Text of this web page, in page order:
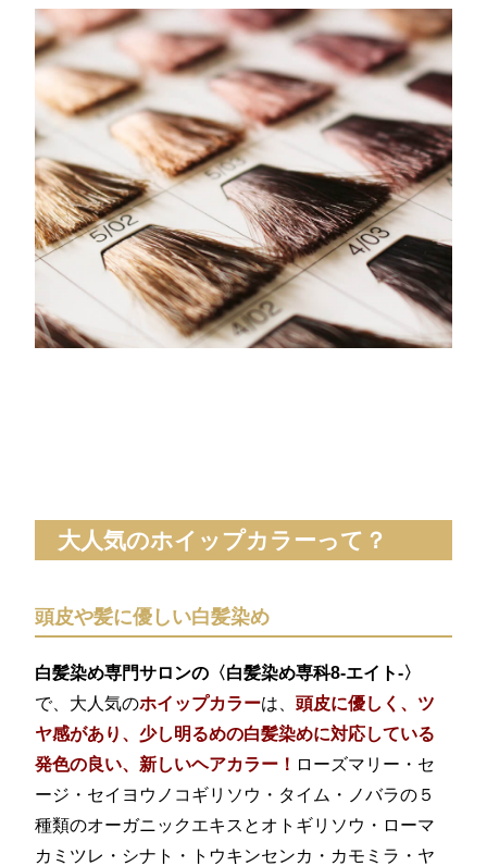
大人気のホイップカラーって？
頭皮や髪に優しい白髪染め
白髪染め専門サロンの〈白髪染め専科8-エイト-〉
で、大人気のホイップカラーは、頭皮に優しく、ツ
ヤ感があり、少し明るめの白髪染めに対応している
発色の良い、新しいヘアカラー！ ローズマリー・セ
ージ・セイヨウノコギリソウ・タイム・ノバラの５
種類のオーガニックエキスとオトギリソウ・ローマ
カミツレ・シナト・トウキンセンカ・カモミラ・ヤ